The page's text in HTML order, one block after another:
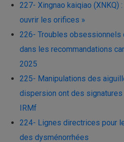
227- Xingnao kaiqiao (XNKQ)
ouvrir les orifices »
226- Troubles obsessionnels
dans les recommandations
2025
225- Manipulations des
dispersion ont des
IRMf
224- Lignes directrices pour
des dysménorrhées